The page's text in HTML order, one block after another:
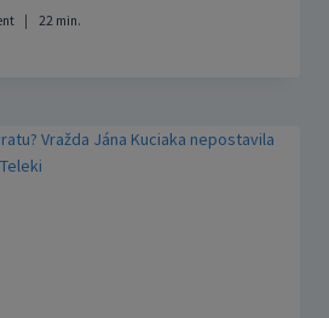
22 min.